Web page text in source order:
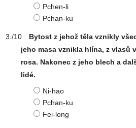
Pchen-li
Pchan-ku
Bytost z jehož těla vznikly
jeho masa vznikla hlína, z vlasů
rosa. Nakonec z jeho blech a
lidé.
Ni-hao
Pchan-ku
Fei-long